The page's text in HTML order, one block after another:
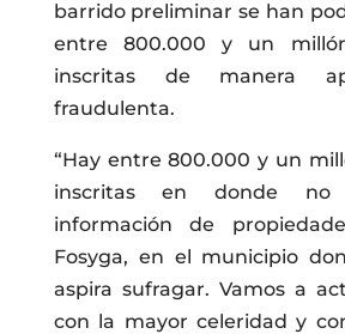
barrido preliminar se han
entre 800.000 y un
inscritas de manera
fraudulenta.
“Hay entre 800.000 y un
inscritas en donde no
información de
Fosyga, en el municipio
aspira sufragar. Vamos a
con la mayor celeridad y